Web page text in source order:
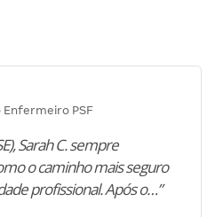
Enfermeiro PSF
Sarah C. sempre
o caminho mais seguro
profissional. Após o…”